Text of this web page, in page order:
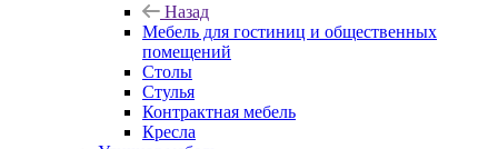
Назад
Мебель для гостиниц и общественных
помещений
Столы
Стулья
Контрактная мебель
Кресла